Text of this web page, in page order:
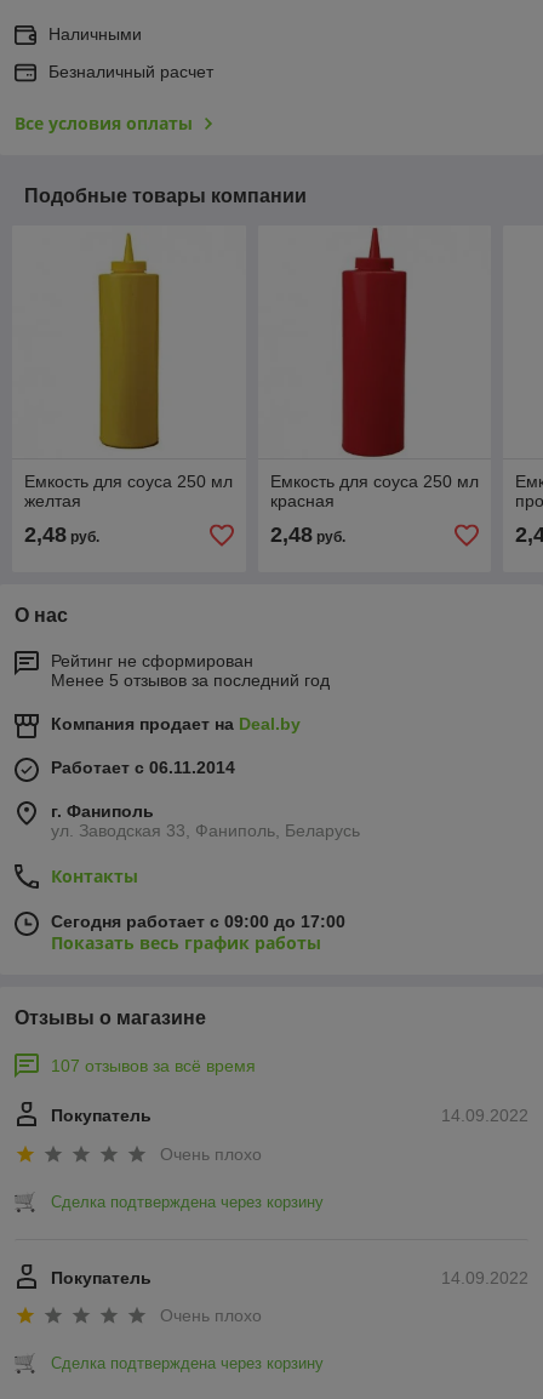
Наличными
Безналичный расчет
Все условия оплаты
Подобные товары компании
Емкость для соуса 250 мл
желтая
2,48 руб.
Емкость для соуса 250 мл
красная
2,48руб.
О нас
Рейтинг не сформирован
Менее 5 отзывов за последний год
Компания продает на Deal.by
Работает с 06.11.2014
г. Фаниполь
ул. Заводская 33, Фаниполь, Беларусь
Контакты
Сегодня работает с 09:00 до 17:00
Показать весь график работы
Отзывы о магазине
107 отзывов за всё время
14.09.2022
Покупатель
Очень плохо
Сделка подтверждена через корзину
14.09.2022
Покупатель
Очень плохо
Сделка подтверждена через корзину